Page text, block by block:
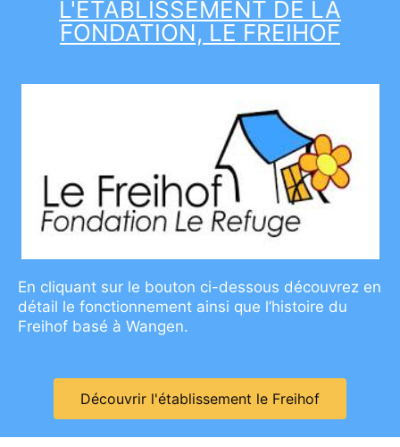
L'ÉTABLISSEMENT DE LA
FONDATION, LE FREIHOF
En cliquant sur le bouton ci-dessous découvrez en
détail le fonctionnement ainsi que l’histoire du
Freihof basé à Wangen.
Découvrir l'établissement le Freihof